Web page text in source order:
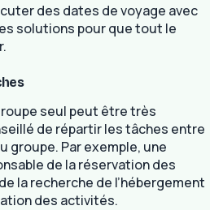
des dates de voyage avec
solutions pour que tout le
seul peut être très
de répartir les tâches entre
groupe. Par exemple, une
de la réservation des
la recherche de l’hébergement
des activités.